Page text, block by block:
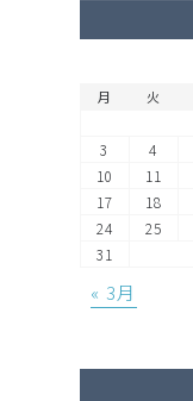
月 火
3
4
10
11
17
18
24
25
31
« 3月